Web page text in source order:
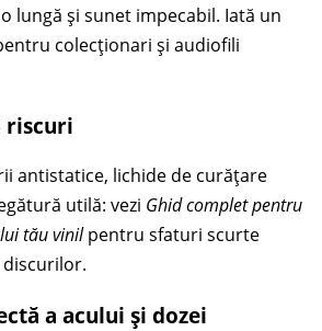
lungă și sunet impecabil. Iată un
colecționari și audiofili
riscuri
antistatice, lichide de curățare
utilă: vezi Ghid complet pentru
tău vinilpentru sfaturi scurte
a acului și dozei